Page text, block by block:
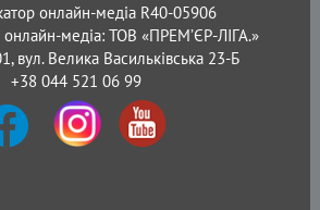
онлайн-медіа R40-05906
онлайн-медіа: ТОВ «ПРЕМ’ЄР-ЛІГА.»
вул. Велика Васильківська 23-Б
+38 044 521 06 99